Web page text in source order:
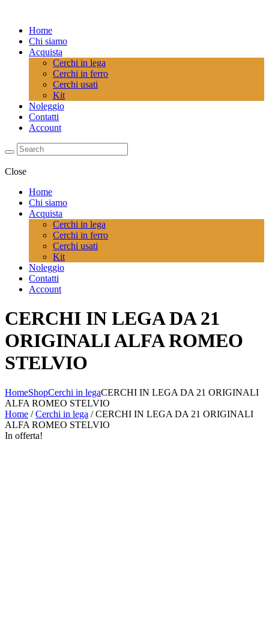
Home
Chi siamo
Acquista
Cerchi in lega
Cerchi in ferro
Cerchi usati
Kit
Noleggio
Contatti
Account
Close
Home
Chi siamo
Acquista
Cerchi in lega
Cerchi in ferro
Cerchi usati
Kit
Noleggio
Contatti
Account
CERCHI IN LEGA DA 21
ORIGINALI ALFA ROMEO
STELVIO
HomeShopCerchi in legaCERCHI IN LEGA DA 21 ORIGINALI
ALFA ROMEO STELVIO
Home /Cerchi in lega / CERCHI IN LEGA DA 21 ORIGINALI
ALFA ROMEO STELVIO
In offerta!